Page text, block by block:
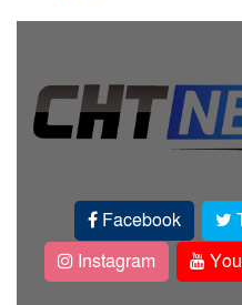
Facebook
Instagram